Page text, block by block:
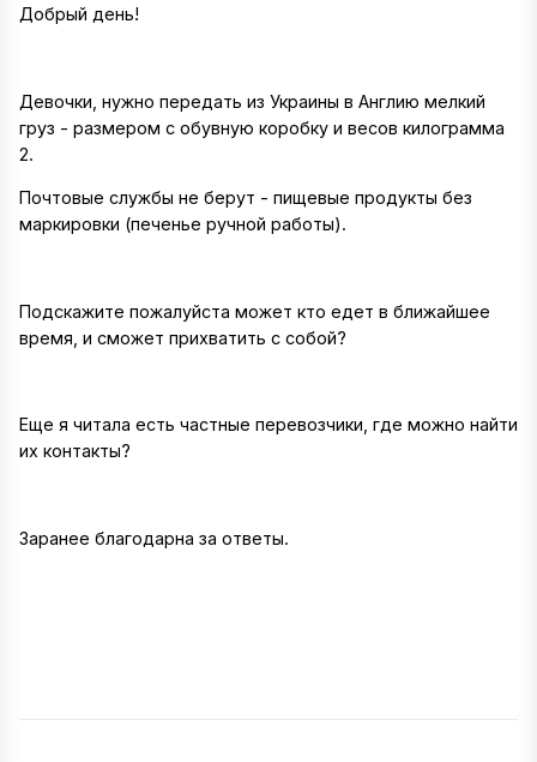
Добрый день!
Девочки, нужно передать из Украины в Англию мелкий
груз - размером с обувную коробку и весов килограмма
2.
Почтовые службы не берут - пищевые продукты без
маркировки (печенье ручной работы).
Подскажите пожалуйста может кто едет в ближайшее
время, и сможет прихватить с собой?
Еще я читала есть частные перевозчики, где можно найти
их контакты?
Заранее благодарна за ответы.